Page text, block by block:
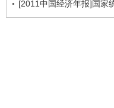
[2011中国经济年报]国家